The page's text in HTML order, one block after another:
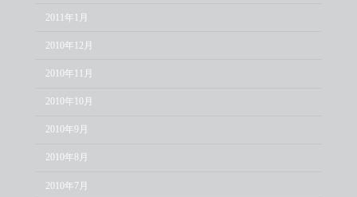
2011年1月
2010年12月
2010年11月
2010年10月
2010年9月
2010年8月
2010年7月